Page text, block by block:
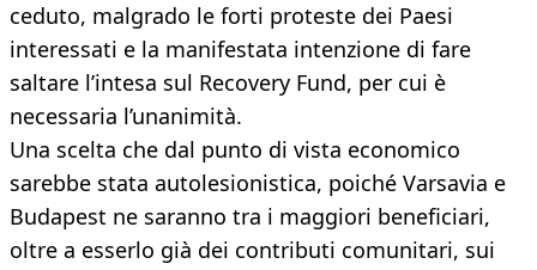
ceduto, malgrado le forti proteste dei Paesi
interessati e la manifestata intenzione di fare
saltare l’intesa sul Recovery Fund, per cui è
necessaria l’unanimità.
Una scelta che dal punto di vista economico
sarebbe stata autolesionistica, poiché Varsavia e
Budapest ne saranno tra i maggiori beneficiari,
oltre a esserlo già dei contributi comunitari, sui